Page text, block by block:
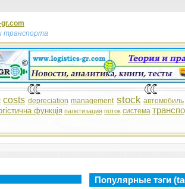
транспорта
costs depreciation management stock автомобиль
функція палетизация поток система
Популярные тэги